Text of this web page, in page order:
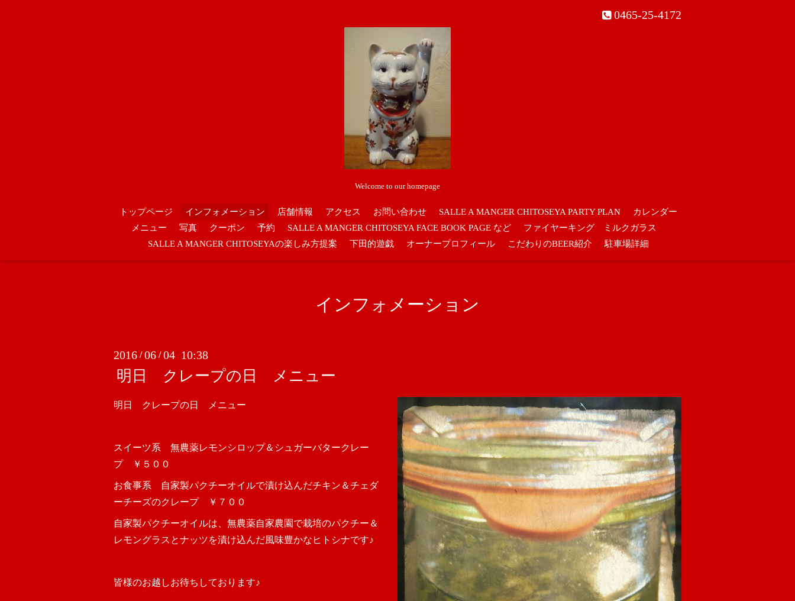
0465-25-4172
Welcome to our homepage
トップページ インフォメーション 店舗情報 アクセス お問い合わせ SALLE A MANGER CHITOSEYA PARTY PLAN
カレンダー
メニュー
写真 クーポン 予約 SALLE A MANGER CHITOSEYA FACE BOOK PAGE など
ファイヤーキング ミルクガラス
SALLE A MANGER CHITOSEYAの楽しみ方提案
下田的遊戯 オーナープロフィール こだわりのBEER紹介 駐車場詳細
インフォメーション
2016 /06 /04 10:38
明日 クレープの日 メニュー
明日 クレープの日 メニュー
スイーツ系 無農薬レモンシロップ＆シュガーバタークレー
プ ￥５００
お食事系 自家製パクチーオイルで漬け込んだチキン＆チェダ
ーチーズのクレープ ￥７００
自家製パクチーオイルは、無農薬自家農園で栽培のパクチー＆
レモングラスとナッツを漬け込んだ風味豊かなヒトシナです♪
皆様のお越しお待ちしております♪